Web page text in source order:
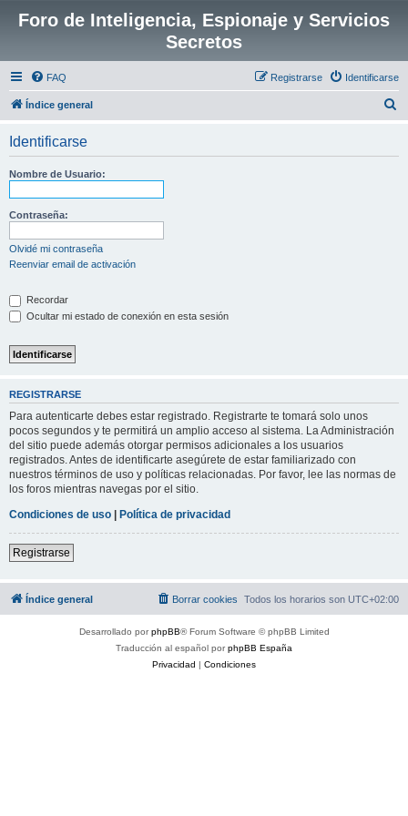
Foro de Inteligencia, Espionaje y Servicios
Secretos
FAQ Identificarse
Registrarse
Índice general
Identificarse
Nombre de Usuario:
Contraseña:
Olvidé mi contraseña
Reenviar email de activación
Recordar
Ocultar mi estado de conexión en esta sesión
REGISTRARSE
Para autenticarte debes estar registrado. Registrarte te tomará solo unos
pocos segundos y te permitirá un amplio acceso al sistema. La Administración
del sitio puede además otorgar permisos adicionales a los usuarios
registrados. Antes de identificarte asegúrete de estar familiarizado con
nuestros términos de uso y políticas relacionadas. Por favor, lee las normas de
los foros mientras navegas por el sitio.
Condiciones de uso | Política de privacidad
Registrarse
Índice general Todos los horarios son UTC+02:00
Borrar cookies
Desarrollado porphpBB® Forum Software © phpBB Limited
Traducción al español porphpBB España
Privacidad | Condiciones